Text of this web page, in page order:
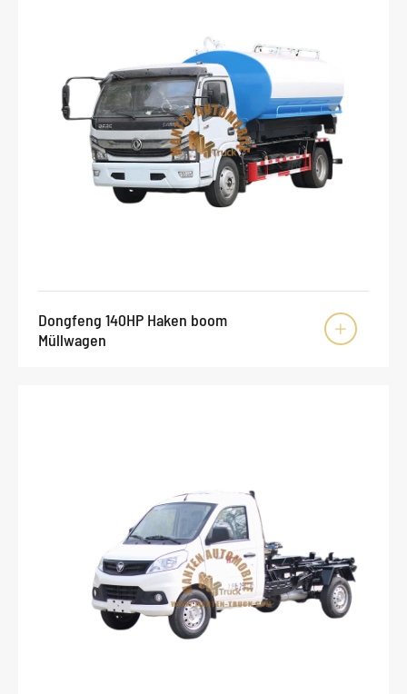
Dongfeng 140HP Haken boom
Müllwagen
